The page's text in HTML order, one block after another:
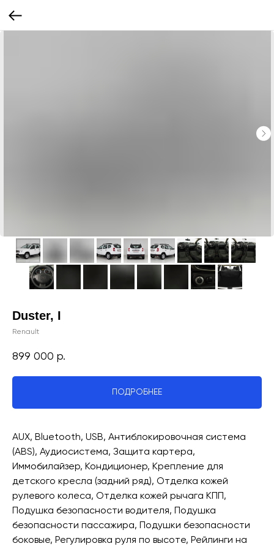
Duster, I
Renault
899 000 р.
ПОДРОБНЕЕ
AUX, Bluetooth, USB, Антиблокировочная система
(ABS), Аудиосистема, Защита картера,
Иммобилайзер, Кондиционер, Крепление для
детского кресла (задний ряд), Отделка кожей
рулевого колеса, Отделка кожей рычага КПП,
Подушка безопасности водителя, Подушка
безопасности пассажира, Подушки безопасности
боковые, Регулировка руля по высоте, Рейлинги на